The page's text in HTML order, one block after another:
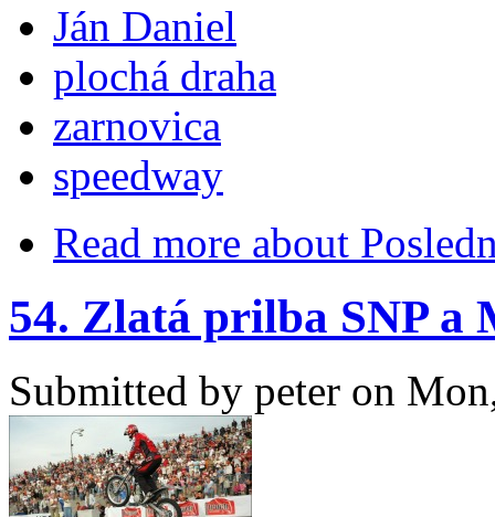
Ján Daniel
plochá draha
zarnovica
speedway
Read more about
54. Zlatá prilba SNP a
Submitted by peter on